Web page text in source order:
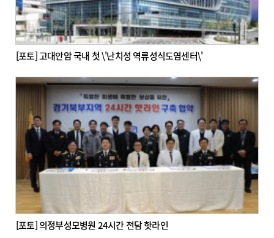
[포토] 고대안암 국내 첫 \'난치성 역류성식도염센터\'
[포토] 의정부성모병원 24시간 전담 핫라인